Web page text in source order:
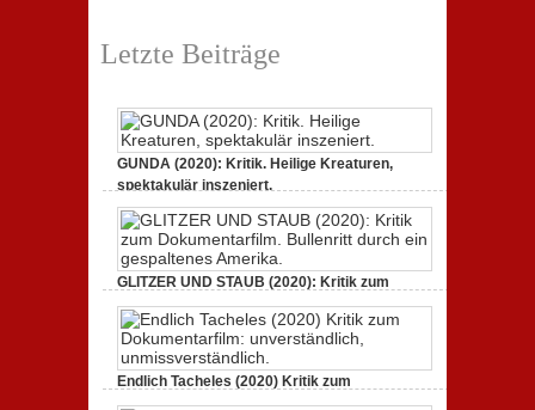
Letzte Beiträge
GUNDA (2020): Kritik. Heilige Kreaturen,
spektakulär inszeniert.
GUNDA
(2020):
Kritik.
Kreaturen,
spektakulär
GLITZER UND STAUB (2020): Kritik zum
Dokumentarfilm. Bullenritt durch ein
gespaltenes Amerika.
3. Oktober 2020,Keine Kommentarezu
UND
STAUB
Endlich Tacheles (2020) Kritik zum
Dokumentarfilm: unverständlich,